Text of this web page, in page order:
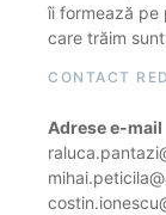
îi formează pe
care trăim
CONTACT
Adrese e-mail